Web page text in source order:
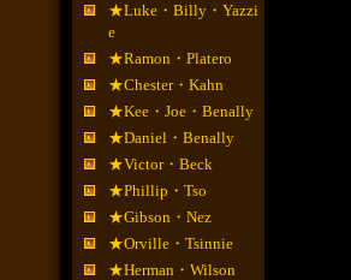
★Luke・Billy・Yazzi
e
★Ramon・Platero
★Chester・Kahn
★Kee・Joe・Benally
★Daniel・Benally
★Victor・Beck
★Phillip・Tso
★Gibson・Nez
★Orville・Tsinnie
★Herman・Wilson